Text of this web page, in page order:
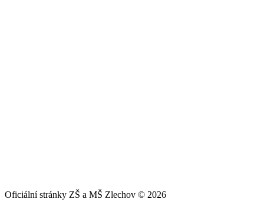
Oficiální stránky ZŠ a MŠ Zlechov © 2026